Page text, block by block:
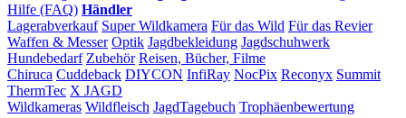
Hilfe (FAQ) Händler
Lagerabverkauf Super Wildkamera Für das Wild Für das Revier
Waffen & Messer Optik Jagdbekleidung Jagdschuhwerk
Hundebedarf Zubehör Reisen, Bücher, Filme
Chiruca Cuddeback DIYCON InfiRay NocPix Reconyx Summit
ThermTec X JAGD
Wildkameras Wildfleisch JagdTagebuch Trophäenbewertung